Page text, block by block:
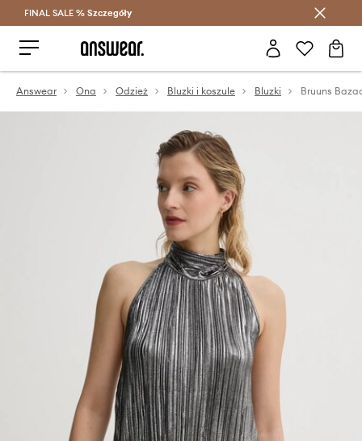
Oszczędzaj z Answear Club >
FINAL SALE % Szczegóły
Answear Ona Odzież Bluzki i koszule Bluzki